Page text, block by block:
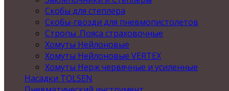
Скобы для степлера
Скобы-гвозди для пневмопистолетов
Стропы .Пояса страховочные
Хомуты Нейлоновые
Хомуты Нейлоновые VERTEX
Хомуты Нерж червячные и усиленные
Насадки TOLSEN